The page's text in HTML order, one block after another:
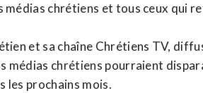
médias chrétiens et tous ceux qui
et sa chaîne Chrétiens TV,
médias chrétiens pourraient
les prochains mois.